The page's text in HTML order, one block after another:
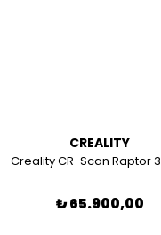
CREALITY
₺ 65.900,00